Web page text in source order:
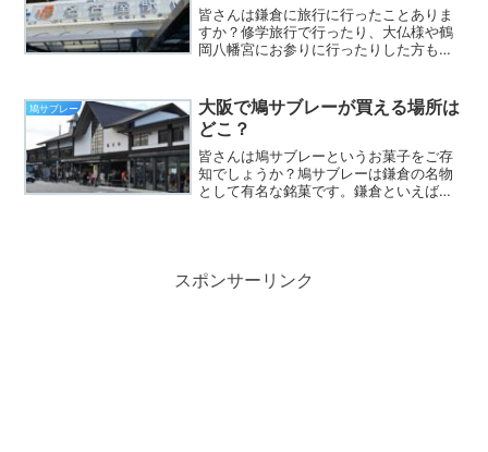
皆さんは鎌倉に旅行に行ったことありま
すか？修学旅行で行ったり、大仏様や鶴
岡八幡宮にお参りに行ったりした方も多
の鳩サブレーですね！鳩サブレーは鎌倉
を代表する有名なお菓子で...
鳩サブレー
大阪で鳩サブレーが買える場所は
どこ？
皆さんは鳩サブレーというお菓子をご存
知でしょうか？鳩サブレーは鎌倉の名物
として有名な銘菓です。鎌倉といえば鶴
スポンサーリンク